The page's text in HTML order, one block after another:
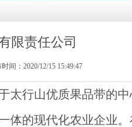
限责任公司
间：2020/12/15 15:49:47
太行山优质果品带的
体的现代化农业企业